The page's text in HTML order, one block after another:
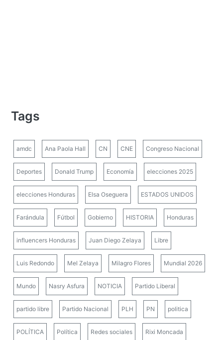
Tags
amdc Ana Paola Hall CN CNE Congreso Nacional
Deportes Donald Trump Economía elecciones 2025
elecciones Honduras Elsa Oseguera ESTADOS UNIDOS
Farándula Fútbol Gobierno HISTORIA Honduras
influencers Honduras Juan Diego Zelaya Libre
Luis Redondo Mel Zelaya Milagro Flores Mundial 2026
Mundo Nasry Asfura NOTICIA Partido Liberal
partido libre Partido Nacional PLH PN politica
POLÍTICA Política Redes sociales Rixi Moncada